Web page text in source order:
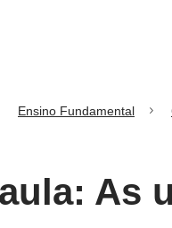
Ensino Fundamental
As